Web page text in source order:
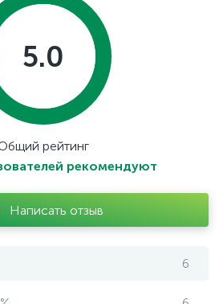
5.0
рейтинг
рекомендуют
Написать отзыв
6